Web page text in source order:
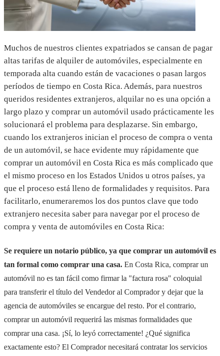
Muchos de nuestros clientes expatriados se cansan de pagar
altas tarifas de alquiler de automóviles, especialmente en
temporada alta cuando están de vacaciones o pasan largos
períodos de tiempo en Costa Rica. Además, para nuestros
queridos residentes extranjeros, alquilar no es una opción a
largo plazo y comprar un automóvil usado prácticamente les
solucionará el problema para desplazarse. Sin embargo,
cuando los extranjeros inician el proceso de compra o venta
de un automóvil, se hace evidente muy rápidamente que
comprar un automóvil en Costa Rica es más complicado que
el mismo proceso en los Estados Unidos u otros países, ya
que el proceso está lleno de formalidades y requisitos. Para
facilitarlo, enumeraremos los dos puntos clave que todo
extranjero necesita saber para navegar por el proceso de
compra y venta de automóviles en Costa Rica:
Se requiere un notario público, ya que comprar un automóvil es
tan formal como comprar una casa. En Costa Rica, comprar un
automóvil no es tan fácil como firmar la "factura rosa" coloquial
para transferir el título del Vendedor al Comprador y dejar que la
agencia de automóviles se encargue del resto. Por el contrario,
comprar un automóvil requerirá las mismas formalidades que
comprar una casa. ¡Sí, lo leyó correctamente! ¿Qué significa
exactamente esto? El Comprador necesitará contratar los servicios